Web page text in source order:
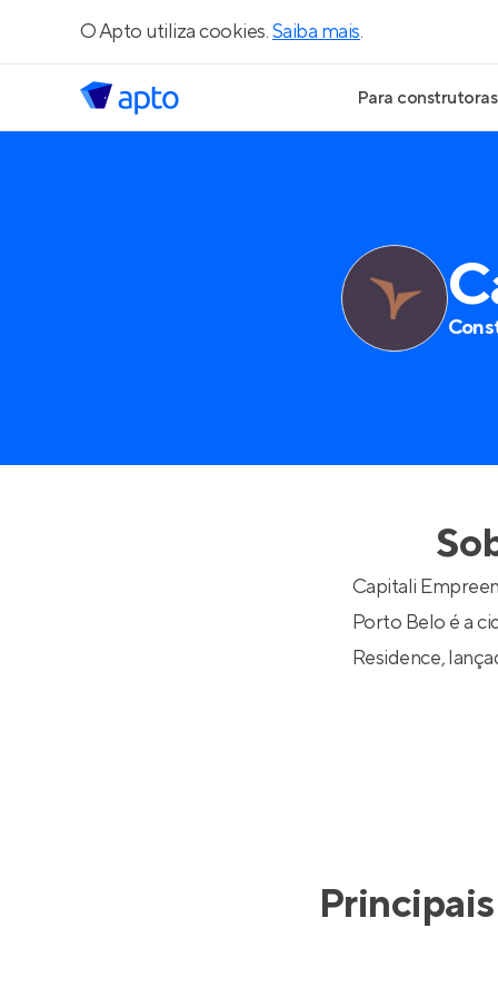
O Apto utiliza cookies.Saiba mais.
Para construtoras
Geração de
Maiores
Anunciar
Capitali
Porto Belo é a
Residence,